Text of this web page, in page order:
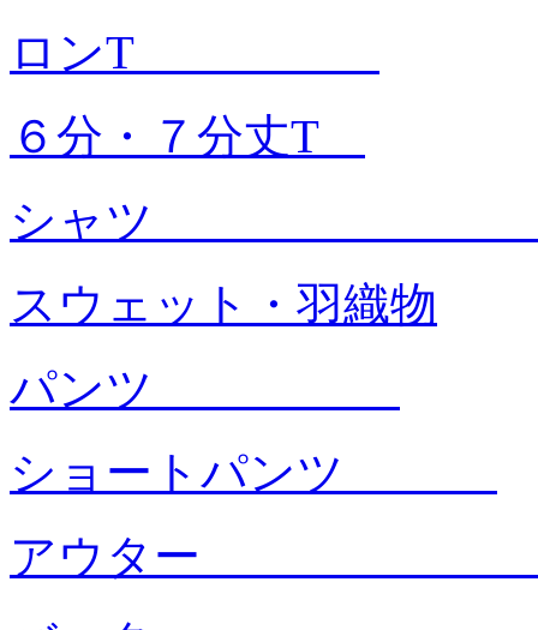
ロンT
６分・７分丈T
シャ
スウェット・羽織物
パンツ
ショートパンツ
アウタ